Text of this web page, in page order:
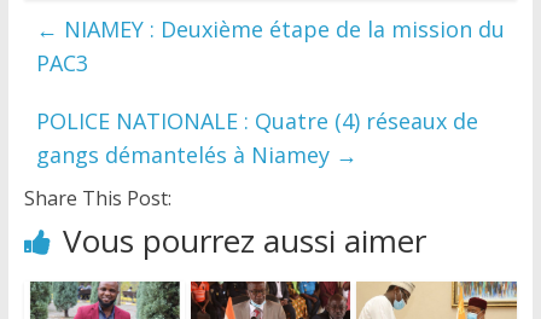
← NIAMEY : Deuxième étape de la mission du
PAC3
POLICE NATIONALE : Quatre (4) réseaux de
gangs démantelés à Niamey →
Share This Post:
Vous pourrez aussi aimer